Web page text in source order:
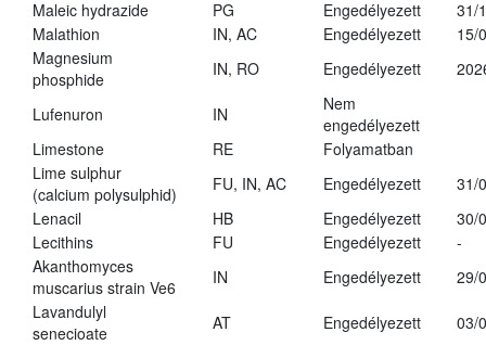
Maleic hydrazide
PG Engedélyezett
31/
Malathion
IN, AC Engedélyezett
15/
Magnesium
phosphide
IN, RO Engedélyezett
Lufenuron IN
Nem
engedélyezett
Limestone
RE
Folyamatban
Lime sulphur
(calcium polysulphid)
FU, IN, AC Engedélyezett
31/
Lenacil
HB Engedélyezett
30/
Lecithins
FU Engedélyezett
-
Akanthomyces
muscarius strain Ve6
IN Engedélyezett
29/
Lavandulyl
senecioate
AT Engedélyezett
03/